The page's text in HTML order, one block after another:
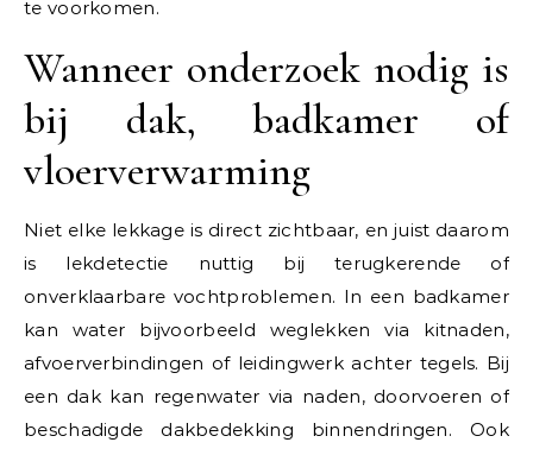
te voorkomen.
Wanneer onderzoek nodig is
bij dak, badkamer of
vloerverwarming
Niet elke lekkage is direct zichtbaar, en juist daarom
is lekdetectie nuttig bij terugkerende of
onverklaarbare vochtproblemen. In een badkamer
kan water bijvoorbeeld weglekken via kitnaden,
afvoerverbindingen of leidingwerk achter tegels. Bij
een dak kan regenwater via naden, doorvoeren of
beschadigde dakbedekking binnendringen. Ook